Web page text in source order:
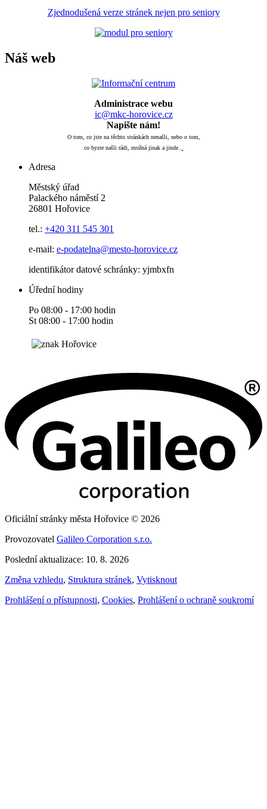
Zjednodušená verze stránek nejen pro seniory
Náš web
Administrace webu
ic@mkc-horovice.cz
Napište nám!
O tom, co jste na těchto stránkách nenašli, nebo o tom,
co byste našli rádi, možná jinak a jinde..
Adresa
Městský úřad
Palackého náměstí 2
26801 Hořovice
tel.: +420 311 545 301
e-mail: e-podatelna@mesto-horovice.cz
identifikátor datové schránky: yjmbxfn
Úřední hodiny
Po 08:00 - 17:00 hodin
St 08:00 - 17:00 hodin
Oficiální stránky města Hořovice © 2026
Provozovatel Galileo Corporation s.r.o.
Poslední aktualizace: 10. 8. 2026
Změna vzhledu, Struktura stránek, Vytisknout
Prohlášení o přístupnosti, Cookies, Prohlášení o ochraně soukromí